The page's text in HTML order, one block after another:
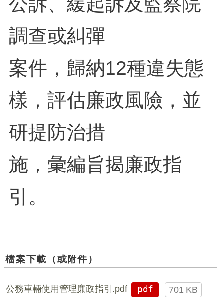
調查或糾彈
案件，歸納12種違失態
樣，評估廉政風險，並
研提防治措
施，彙編旨揭廉政指
引。
檔案下載（或附件）
公務車輛使用管理廉政指引.pdf pdf 701 KB